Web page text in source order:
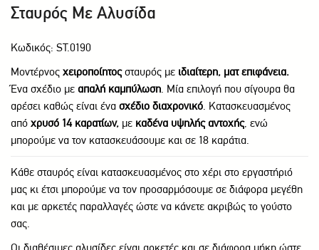
Σταυρός Με Αλυσίδα
Κωδικός: ST.0190
Μοντέρνος χειροποίητοςσταυρός με ιδιαίτερη, ματ επιφάνεια.
Ένα σχέδιο με απαλή καμπύλωση . Μία επιλογή που σίγουρα θα
αρέσει καθώς είναι ένα σχέδιο διαχρονικό . Κατασκευασμένος
από χρυσό 14 καρατίων, με καδένα υψηλής αντοχής, ενώ
μπορούμε να τον κατασκευάσουμε και σε 18 καράτια.
Κάθε σταυρός είναι κατασκευασμένος στο χέρι στο εργαστήριό
μας κι έτσι μπορούμε να τον προσαρμόσουμε σε διάφορα μεγέθη
και με αρκετές παραλλαγές ώστε να κάνετε ακριβώς το γούστο
σας.
Οι διαθέσιμες αλυσίδες είναι αρκετές και σε διάφορα μήκη ώστε